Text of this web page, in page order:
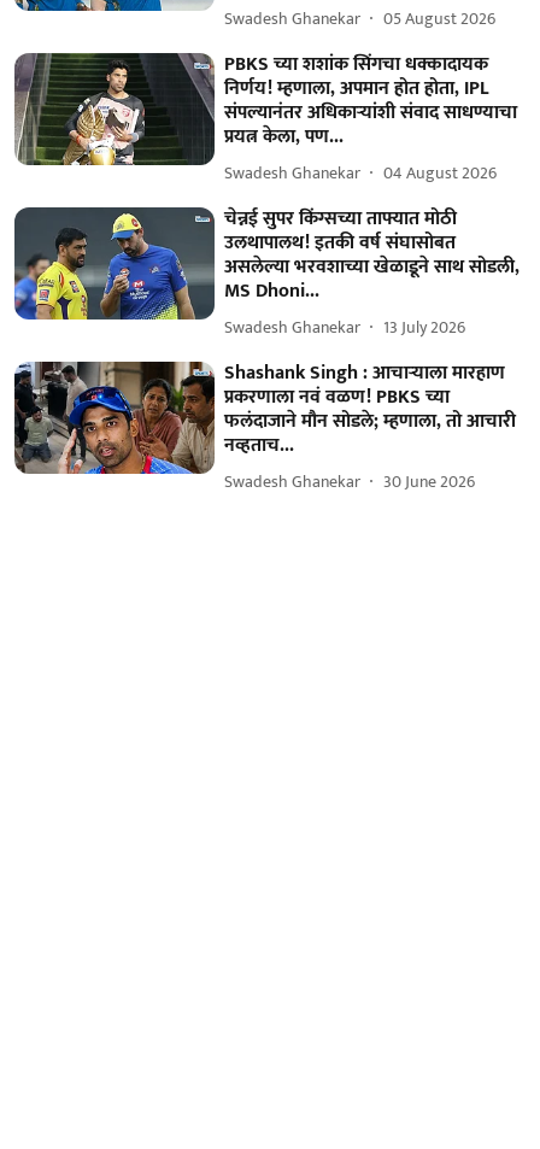
Swadesh Ghanekar 05 August 2026
PBKS च्या शशांक सिंगचा धक्कादायक
निर्णय! म्हणाला, अपमान होत होता, IPL
संपल्यानंतर अधिकाऱ्यांशी संवाद साधण्याचा
प्रयत्न केला, पण...
Swadesh Ghanekar 04 August 2026
चेन्नई सुपर किंग्सच्या ताफ्यात मोठी
उलथापालथ! इतकी वर्ष संघासोबत
असलेल्या भरवशाच्या खेळाडूने साथ सोडली,
MS Dhoni...
Swadesh Ghanekar 13 July 2026
Shashank Singh : आचाऱ्याला मारहाण
प्रकरणाला नवं वळण! PBKS च्या
फलंदाजाने मौन सोडले; म्हणाला, तो आचारी
नव्हताच...
Swadesh Ghanekar 30 June 2026